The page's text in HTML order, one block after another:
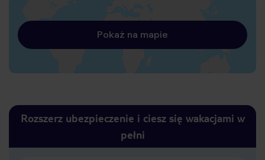
Pokaż na mapie
Rozszerz ubezpieczenie i ciesz się wakacjami w
pełni